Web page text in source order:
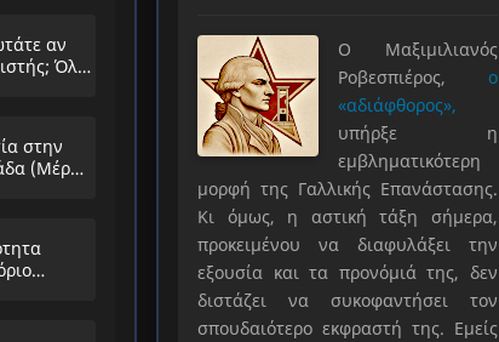
αν
Όλο
στην
(Μέρος
Ο Μαξιμιλιανός
Ροβεσπιέρος, ο
«αδιάφθορος»,
υπήρξε η
εμβληματικότερη
μορφή της Γαλλικής Επανάστασης.
Κι όμως, η αστική τάξη σήμερα,
προκειμένου να διαφυλάξει την
εξουσία και τα προνόμιά της, δεν
διστάζει να συκοφαντήσει τον
σπουδαιότερο εκφραστή της. Εμείς